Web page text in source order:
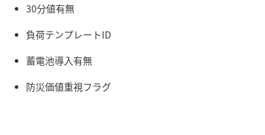
30分値有無
負荷テンプレートID
蓄電池導入有無
防災価値重視フラグ